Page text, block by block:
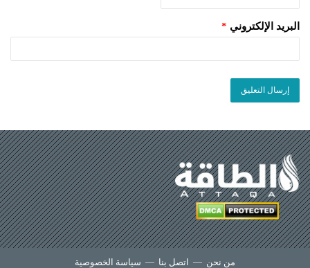
البريد الإلكتروني *
من نحن — اتصل بنا — سياسة الخصوصية